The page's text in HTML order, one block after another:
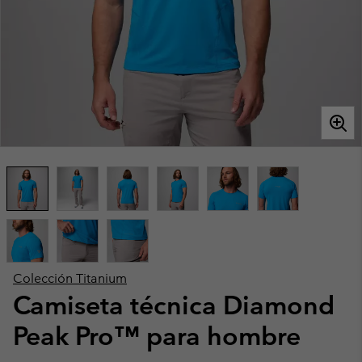
Colección Titanium
Camiseta técnica Diamond
Peak Pro™ para hombre